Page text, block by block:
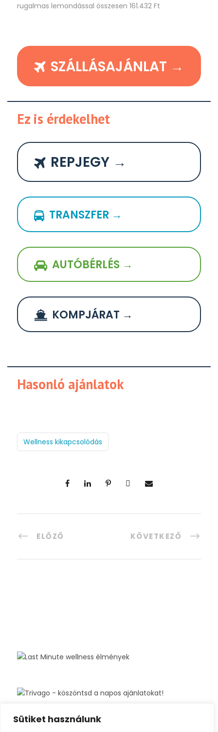
Sütiket használunk
rugalmas lemondással összesen 161.432 Ft
SZÁLLÁSAJÁNLAT →
Ez is érdekelhet
REPJEGY →
TRANSZFER →
AUTÓBÉRLÉS →
KOMPJÁRAT →
Hasonló ajánlatok
Wellness kikapcsolódás
ELŐZŐ KÖVETKEZŐ